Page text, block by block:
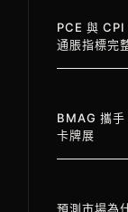
PCE 與
通脹指標完
BMAG 攜
卡牌展
預測市場為